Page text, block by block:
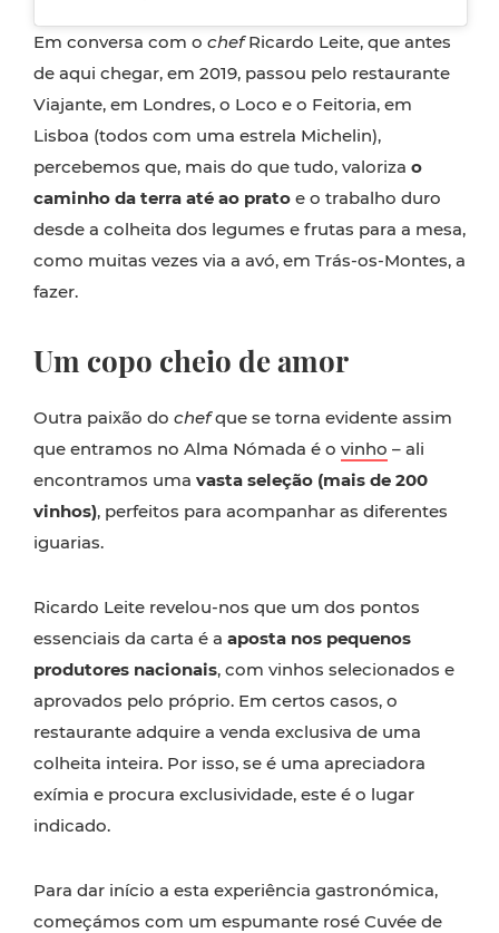
Em conversa com o chefRicardo Leite, que antes
de aqui chegar, em 2019, passou pelo restaurante
Viajante, em Londres, o Loco e o Feitoria, em
Lisboa (todos com uma estrela Michelin),
percebemos que, mais do que tudo, valoriza o
caminho da terra até ao prato e o trabalho duro
desde a colheita dos legumes e frutas para a mesa,
como muitas vezes via a avó, em Trás-os-Montes, a
fazer.
Um copo cheio de amor
Outra paixão do chefque se torna evidente assim
que entramos no Alma Nómada é o vinho – ali
encontramos uma vasta seleção (mais de 200
vinhos), perfeitos para acompanhar as diferentes
iguarias.
Ricardo Leite revelou-nos que um dos pontos
essenciais da carta é a aposta nos pequenos
produtores nacionais, com vinhos selecionados e
aprovados pelo próprio. Em certos casos, o
restaurante adquire a venda exclusiva de uma
colheita inteira. Por isso, se é uma apreciadora
exímia e procura exclusividade, este é o lugar
indicado.
Para dar início a esta experiência gastronómica,
começámos com um espumante rosé Cuvée de